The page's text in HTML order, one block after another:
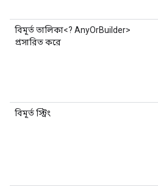
বিমূর্ত তালিকা<? AnyOrBuilder>
প্রসারিত করে
বিমূর্ত স্ট্রিং